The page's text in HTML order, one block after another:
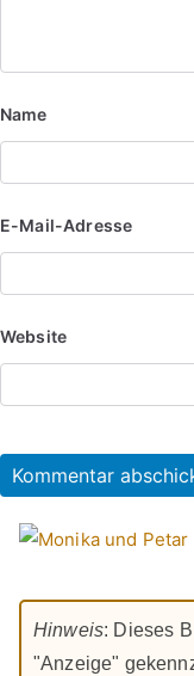
Name
E-Mail-Adresse
Website
Hinweis: Dieses
"Anzeige"